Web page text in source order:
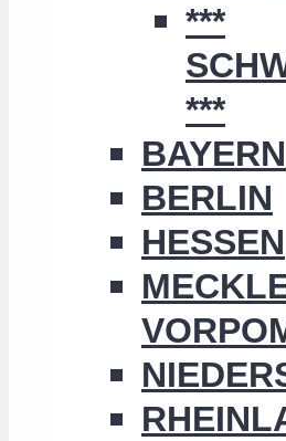
***
***
BAYERN
BERLIN
HESSEN